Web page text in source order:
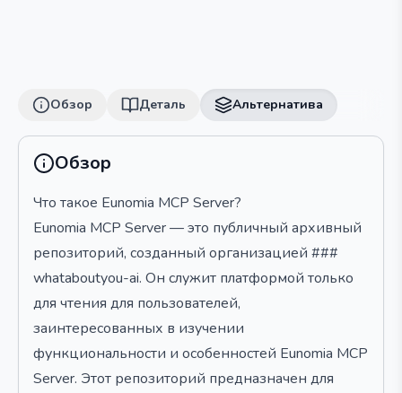
Обзор Деталь Альтернатива
Обзор
Что такое Eunomia MCP Server?
Eunomia MCP Server — это публичный архивный
репозиторий, созданный организацией ###
whataboutyou-ai. Он служит платформой только
для чтения для пользователей,
заинтересованных в изучении
функциональности и особенностей Eunomia MCP
Server. Этот репозиторий предназначен для